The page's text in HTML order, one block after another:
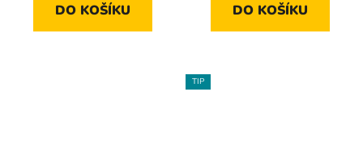
DO KOŠÍKU DO KOŠÍKU
TIP